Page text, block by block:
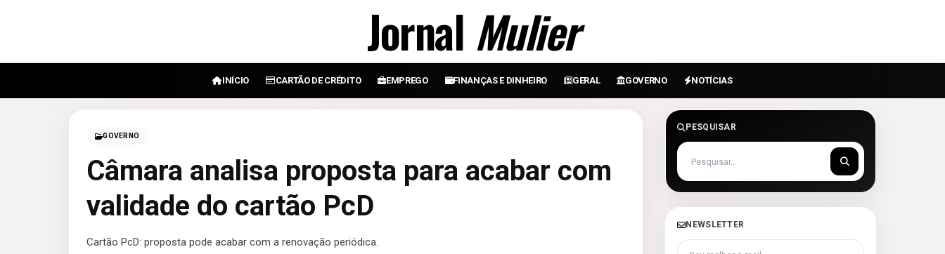
Jornal Mulier
INÍCIO CARTÃO DE CRÉDITO EMPREGO FINANÇAS E DINHEIRO GERAL GOVERNO NOTÍCIAS
GOVERNO
Câmara analisa proposta para acabar com
validade do cartão PcD
Cartão PcD: proposta pode acabar com a renovação periódica.
PESQUISAR
NEWSLETTER
Seu melhor e-mail